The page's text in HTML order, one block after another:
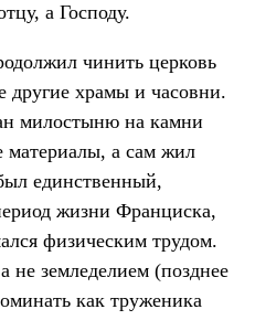
а Господу.
чинить церковь
другие храмы и часовни.
милостыню на камни
материалы, а сам жил
единственный,
жизни Франциска,
физическим трудом.
не земледелием (позднее
как труженика